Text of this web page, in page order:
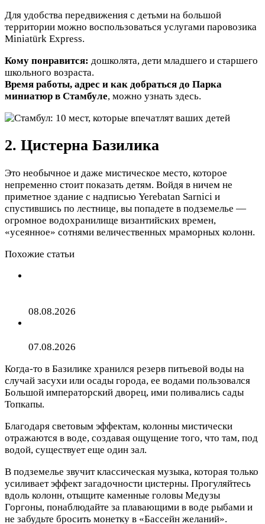
Для удобства передвижения с детьми на большой
территории можно воспользоваться услугами паровозика
Miniatürk Express.
Кому понравится: дошколята, дети младшего и старшего
школьного возраста.
Время работы, адрес и как добраться до Парка
миниатюр в Стамбуле, можно узнать здесь.
2. Цистерна Базилика
Это необычное и даже мистическое место, которое
непременно стоит показать детям. Войдя в ничем не
приметное здание с надписью Yerebatan Sarnici и
спустившись по лестнице, вы попадете в подземелье —
огромное водохранилище византийских времен,
«усеянное» сотнями величественных мраморных колонн.
Похожие статьи
08.08.2026
07.08.2026
Когда-то в Базилике хранился резерв питьевой воды на
случай засухи или осады города, ее водами пользовался
Большой императорский дворец, ими поливались сады
Топкапы.
Благодаря световым эффектам, колонны мистически
отражаются в воде, создавая ощущение того, что там, под
водой, существует еще один зал.
В подземелье звучит классическая музыка, которая только
усиливает эффект загадочности цистерны. Прогуляйтесь
вдоль колонн, отыщите каменные головы Медузы
Горгоны, понаблюдайте за плавающими в воде рыбами и
не забудьте бросить монетку в «Бассейн желаний».